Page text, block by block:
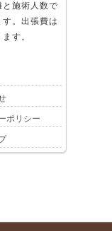
施術人数で
。出張費は
す。
ポリシー